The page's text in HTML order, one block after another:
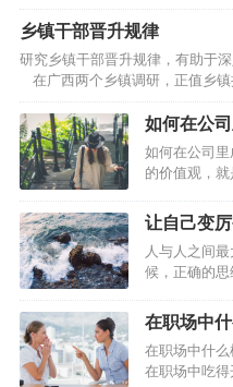
话，股市大
有的路都被堵
一季度，居民
多增1.14万
少借贷款。
元，相比去年
数量变化，
体投资者而
乡镇干部晋升规律
研究乡镇干部晋升规律，有助于
在广西两个乡镇调研，正值乡
几乎所有班子成员都获得了提拔
级，重用是同级却到了更重要岗
成员都能在五年一度的乡镇换届
构成了对乡镇干部的巨大激励。
乡镇一级资源比较少，待遇比较
干…
如何在公
如何在公司
的价值观，
立足。评判一
其中之一而
的责任心以
要百倍。下面
得你深思和
让自己变
人与人之间
候，正确的
喻户晓的故事
为了招揽更
己的店铺前
醒目地写着：
在职场中
在职场中什
在职场中吃